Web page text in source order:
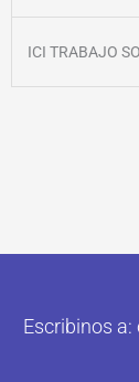
ICI TRABAJO
Escribinos